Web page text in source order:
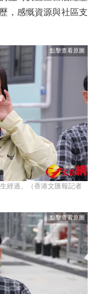
，感慨資源與社區支
經過。（香港文匯報記者